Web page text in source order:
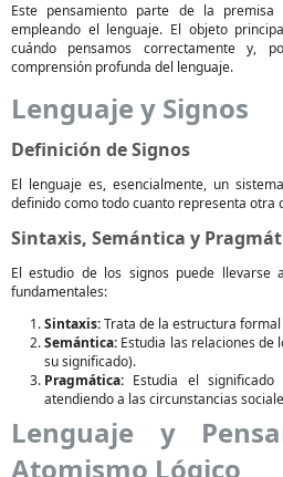
Este pensamiento parte de la
empleando el lenguaje. El objeto
cuándo pensamos correctamente y,
comprensión profunda del lenguaje.
Lenguaje y Signos
Definición de Signos
El lenguaje es, esencialmente, un
definido como todo cuanto representa otra
Sintaxis, Semántica y
El estudio de los signos puede llevarse
fundamentales:
Sintaxis:Trata de la estructura
Semántica: Estudia las relaciones de
su significado).
Pragmática: Estudia el significado
atendiendo a las circunstancias
Lenguaje y
Atomismo Lógico